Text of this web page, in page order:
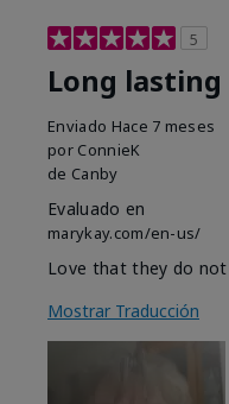
5
Long lasting
Enviado Hace 7 meses
por ConnieK
de Canby
Evaluado en
marykay.com/en-us/
Love that they do
Mostrar Traducción